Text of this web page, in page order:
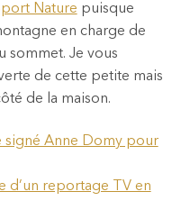
Nature puisque
en charge de
sommet. Je vous
de cette petite mais
de la maison.
signé Anne Domy pour
d’un reportage TV en